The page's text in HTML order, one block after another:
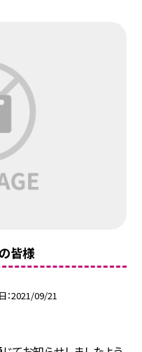
皆様
2021/09/21